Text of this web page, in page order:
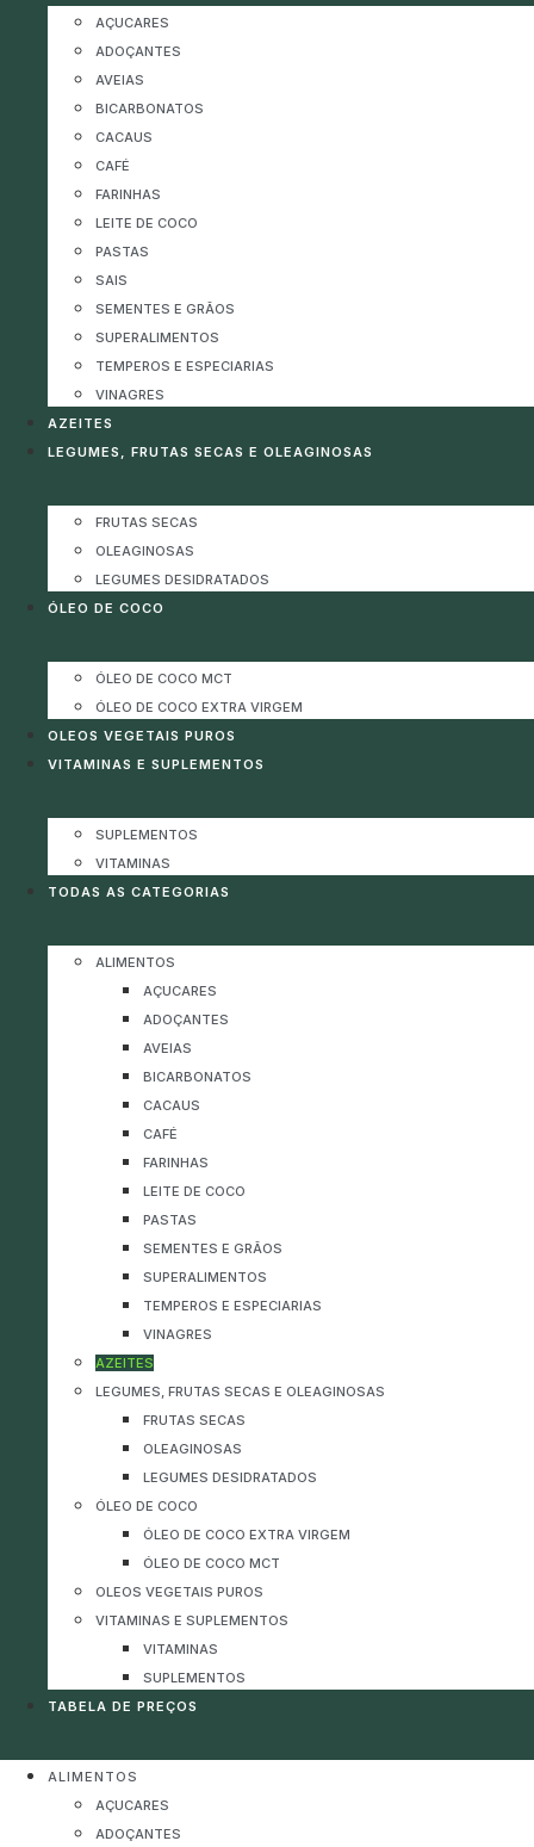
AÇUCARES
ADOÇANTES
AVEIAS
BICARBONATOS
CACAUS
CAFÉ
FARINHAS
LEITE DE COCO
PASTAS
SAIS
SEMENTES E GRÃOS
SUPERALIMENTOS
TEMPEROS E ESPECIARIAS
VINAGRES
AZEITES
LEGUMES, FRUTAS SECAS E OLEAGINOSAS
FRUTAS SECAS
OLEAGINOSAS
LEGUMES DESIDRATADOS
ÓLEO DE COCO
ÓLEO DE COCO MCT
ÓLEO DE COCO EXTRA VIRGEM
OLEOS VEGETAIS PUROS
VITAMINAS E SUPLEMENTOS
SUPLEMENTOS
VITAMINAS
TODAS AS CATEGORIAS
ALIMENTOS
AÇUCARES
ADOÇANTES
AVEIAS
BICARBONATOS
CACAUS
CAFÉ
FARINHAS
LEITE DE COCO
PASTAS
SEMENTES E GRÃOS
SUPERALIMENTOS
TEMPEROS E ESPECIARIAS
VINAGRES
AZEITES
LEGUMES, FRUTAS SECAS E OLEAGINOSAS
FRUTAS SECAS
OLEAGINOSAS
LEGUMES DESIDRATADOS
ÓLEO DE COCO
ÓLEO DE COCO EXTRA VIRGEM
ÓLEO DE COCO MCT
OLEOS VEGETAIS PUROS
VITAMINAS E SUPLEMENTOS
VITAMINAS
SUPLEMENTOS
TABELA DE PREÇOS
ALIMENTOS
AÇUCARES
ADOÇANTES